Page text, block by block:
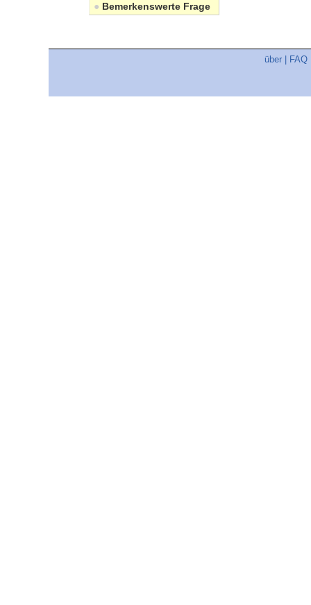
● Bemerkenswerte Frage
über FAQ